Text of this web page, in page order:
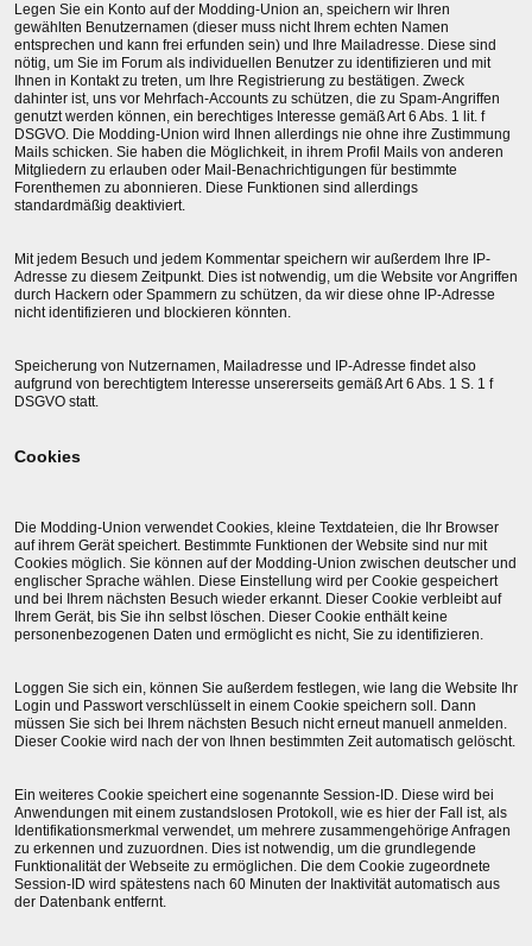
Legen Sie ein Konto auf der Modding-Union an, speichern wir Ihren
gewählten Benutzernamen (dieser muss nicht Ihrem echten Namen
entsprechen und kann frei erfunden sein) und Ihre Mailadresse. Diese sind
nötig, um Sie im Forum als individuellen Benutzer zu identifizieren und mit
Ihnen in Kontakt zu treten, um Ihre Registrierung zu bestätigen. Zweck
dahinter ist, uns vor Mehrfach-Accounts zu schützen, die zu Spam-Angriffen
genutzt werden können, ein berechtiges Interesse gemäß Art 6 Abs. 1 lit. f
DSGVO. Die Modding-Union wird Ihnen allerdings nie ohne ihre Zustimmung
Mails schicken. Sie haben die Möglichkeit, in ihrem Profil Mails von anderen
Mitgliedern zu erlauben oder Mail-Benachrichtigungen für bestimmte
Forenthemen zu abonnieren. Diese Funktionen sind allerdings
standardmäßig deaktiviert.
Mit jedem Besuch und jedem Kommentar speichern wir außerdem Ihre IP-
Adresse zu diesem Zeitpunkt. Dies ist notwendig, um die Website vor Angriffen
durch Hackern oder Spammern zu schützen, da wir diese ohne IP-Adresse
nicht identifizieren und blockieren könnten.
Speicherung von Nutzernamen, Mailadresse und IP-Adresse findet also
aufgrund von berechtigtem Interesse unsererseits gemäß Art 6 Abs. 1 S. 1 f
DSGVO statt.
Cookies
Die Modding-Union verwendet Cookies, kleine Textdateien, die Ihr Browser
auf ihrem Gerät speichert. Bestimmte Funktionen der Website sind nur mit
Cookies möglich. Sie können auf der Modding-Union zwischen deutscher und
englischer Sprache wählen. Diese Einstellung wird per Cookie gespeichert
und bei Ihrem nächsten Besuch wieder erkannt. Dieser Cookie verbleibt auf
Ihrem Gerät, bis Sie ihn selbst löschen. Dieser Cookie enthält keine
personenbezogenen Daten und ermöglicht es nicht, Sie zu identifizieren.
Loggen Sie sich ein, können Sie außerdem festlegen, wie lang die Website Ihr
Login und Passwort verschlüsselt in einem Cookie speichern soll. Dann
müssen Sie sich bei Ihrem nächsten Besuch nicht erneut manuell anmelden.
Dieser Cookie wird nach der von Ihnen bestimmten Zeit automatisch gelöscht.
Ein weiteres Cookie speichert eine sogenannte Session-ID. Diese wird bei
Anwendungen mit einem zustandslosen Protokoll, wie es hier der Fall ist, als
Identifikationsmerkmal verwendet, um mehrere zusammengehörige Anfragen
zu erkennen und zuzuordnen. Dies ist notwendig, um die grundlegende
Funktionalität der Webseite zu ermöglichen. Die dem Cookie zugeordnete
Session-ID wird spätestens nach 60 Minuten der Inaktivität automatisch aus
der Datenbank entfernt.